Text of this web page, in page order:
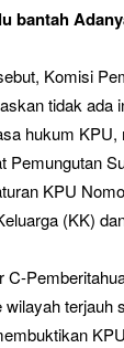
bantah
Komisi
tidak ada
hukum KPU,
Pemungutan
KPU
(KK)
C-
terjauh